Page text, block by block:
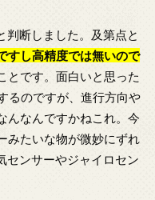
判断しました。及第点と
すし高精度では無いので
とです。面白いと思った
るのですが、進行方向や
んなんですかねこれ。今
みたいな物が微妙にずれ
センサーやジャイロセン